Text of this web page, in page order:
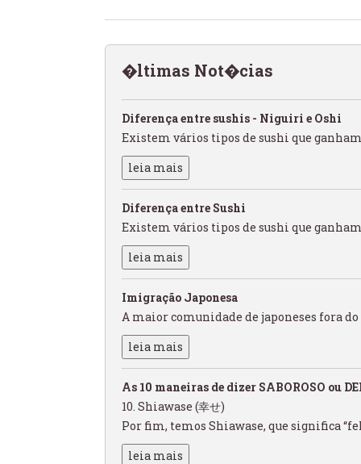
�ltimas Not�cias
Diferença entre sushis - Niguiri e Oshi
Existem vários tipos de sushi que
leia mais
Diferença entre Sushi
Existem vários tipos de sushi que
leia mais
Imigração Japonesa
A maior comunidade de japoneses fora
leia mais
As 10 maneiras de dizer SABOROSO ou
10. Shiawase (幸せ)
Por fim, temos Shiawase, que significa
leia mais